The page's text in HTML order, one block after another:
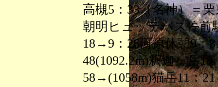
高槻5：33（名神）＝
朝明ヒュッテバス停前
18→9：26河原休憩9：
48(1092.2m)釈迦ヶ岳
58→(1058m)猫岳11：